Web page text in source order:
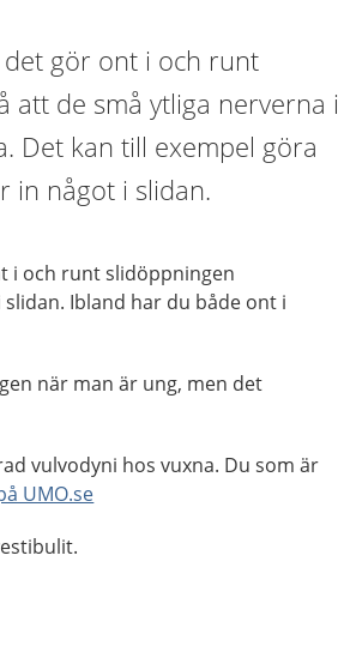
gör ont i och runt
att de små ytliga nerverna i
Det kan till exempel göra
in något i slidan.
i och runt slidöppningen
Ibland har du både ont i
när man är ung, men det
vulvodyni hos vuxna. Du som är
UMO.se